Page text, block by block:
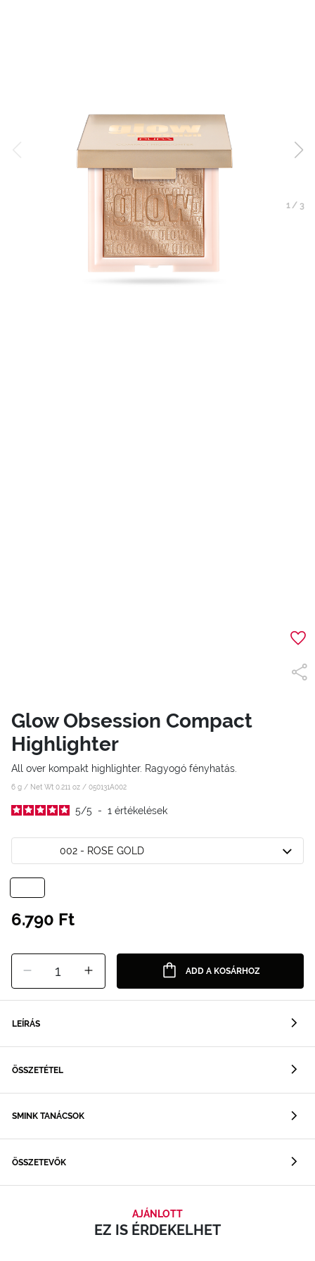
1/ 3
Glow Obsession Compact
Highlighter
All over kompakt highlighter. Ragyogó fényhatás.
6 g / Net Wt 0.211 oz / 050131A002
5/5 - 1 értékelések
002 - ROSE GOLD
6.790 Ft
1 ADD A KOSÁRHOZ
LEÍRÁS
ÖSSZETÉTEL
SMINK TANÁCSOK
ÖSSZETEVŐK
AJÁNLOTT
EZ IS ÉRDEKELHET